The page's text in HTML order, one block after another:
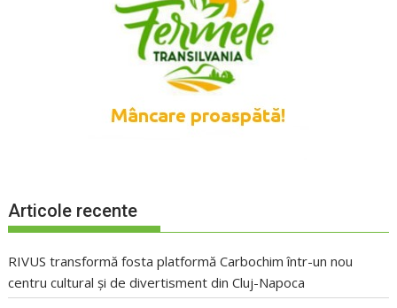
Articole recente
RIVUS transformă fosta platformă Carbochim într-un nou
centru cultural și de divertisment din Cluj-Napoca